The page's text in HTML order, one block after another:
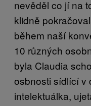
nevěděl co jí na
klidně
během naší
10 různých
byla Claudia
osbnosti sídlící v
intelektuálka,